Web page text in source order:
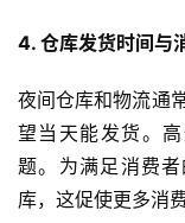
4. 仓库发货时间与
夜间仓库和物流通
望当天能发货。
题。为满足消费
库，这促使更多消